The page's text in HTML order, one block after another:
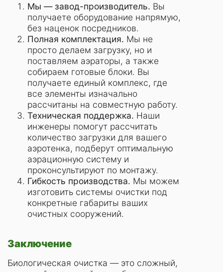
Мы — завод-производитель. Вы
получаете оборудование напрямую,
без наценок посредников.
Полная комплектация. Мы не
просто делаем загрузку, но и
поставляем аэраторы, а также
собираем готовые блоки. Вы
получаете единый комплекс, где
все элементы изначально
рассчитаны на совместную работу.
Техническая поддержка. Наши
инженеры помогут рассчитать
количество загрузки для вашего
аэротенка, подберут оптимальную
аэрационную систему и
проконсультируют по монтажу.
Гибкость производства. Мы можем
изготовить системы очистки под
конкретные габариты ваших
очистных сооружений.
Заключение
Биологическая очистка — это сложный,